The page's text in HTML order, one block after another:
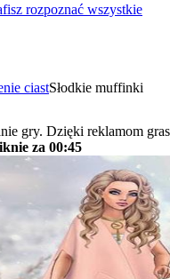
rozpoznać wszystkie
ciastSłodkie muffinki
gry. Dzięki reklamom
za 00:45